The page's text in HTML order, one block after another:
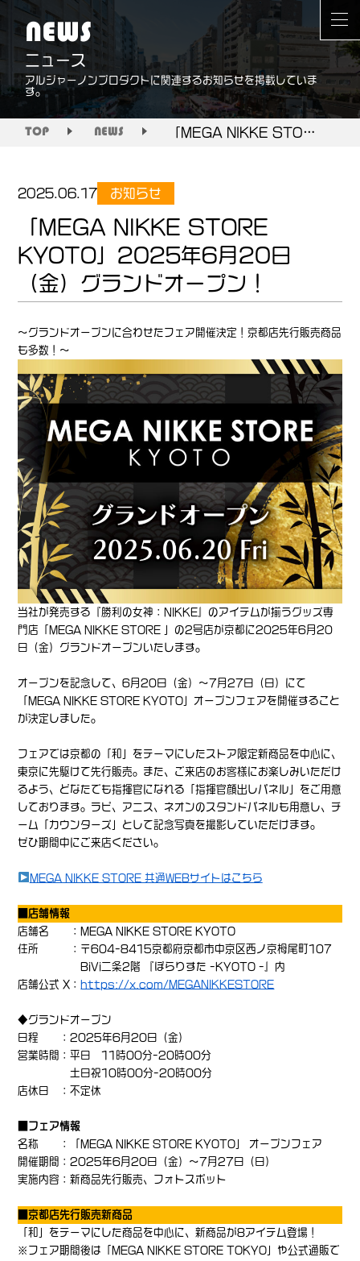
NEWS
ニュース
アルジャーノンプロダクトに関連するお知らせを掲載していま
す。
TOP NEWS 「MEGA NIKKE STORE KYOTO」2025年6月20日（金）グランドオープン！
2025.06.17 お知らせ
「MEGA NIKKE STORE
KYOTO」2025年6月20日
（金）グランドオープン！
～グランドオープンに合わせたフェア開催決定！京都店先行販売商品
も多数！～
当社が発売する『勝利の女神：NIKKE』のアイテムが揃うグッズ専
門店「MEGA NIKKE STORE 」の2号店が京都に2025年6月20
日（金）グランドオープンいたします。
オープンを記念して、6月20日（金）〜7月27日（日）にて
「MEGA NIKKE STORE KYOTO」オープンフェアを開催すること
が決定しました。
フェアでは京都の「和」をテーマにしたストア限定新商品を中心に、
東京に先駆けて先行販売。また、ご来店のお客様にお楽しみいただけ
るよう、どなたでも指揮官になれる「指揮官顔出しパネル」をご用意
しております。ラピ、アニス、ネオンのスタンドパネルも用意し、チ
ーム「カウンターズ」として記念写真を撮影していただけます。
ぜひ期間中にご来店ください。
MEGA NIKKE STORE 共通WEBサイトはこちら
■店舗情報
店舗名 ：MEGA NIKKE STORE KYOTO
住所 ：〒604-8415京都府京都市中京区西ノ京栂尾町107
BiVi二条2階 『ぽらりすた -KYOTO -』内
店舗公式 X： https://x.com/MEGANIKKESTORE
◆グランドオープン
日程 ：2025年6月20日（金）
営業時間：平日 11時00分-20時00分
土日祝10時00分-20時00分
店休日 ：不定休
■フェア情報
名称 ：「MEGA NIKKE STORE KYOTO」 オープンフェア
開催期間：2025年6月20日（金）～7月27日（日）
実施内容：新商品先行販売、フォトスポット
■京都店先行販売新商品
「和」をテーマにした商品を中心に、新商品が8アイテム登場！
※フェア期間後は「MEGA NIKKE STORE TOKYO」や公式通販で